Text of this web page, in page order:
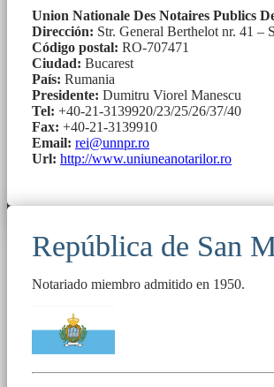
Union Nationale Des Notaires Publics
Dirección: Str. General Berthelot nr. 41 –
Código postal: RO-707471
Ciudad: Bucarest
País: Rumania
Presidente: Dumitru Viorel Manescu
Tel: +40-21-3139920/23/25/26/37/40
Fax: +40-21-3139910
Email: rei@unnpr.ro
Url: http://www.uniuneanotarilor.ro
República de San
Notariado miembro admitido en 1950.